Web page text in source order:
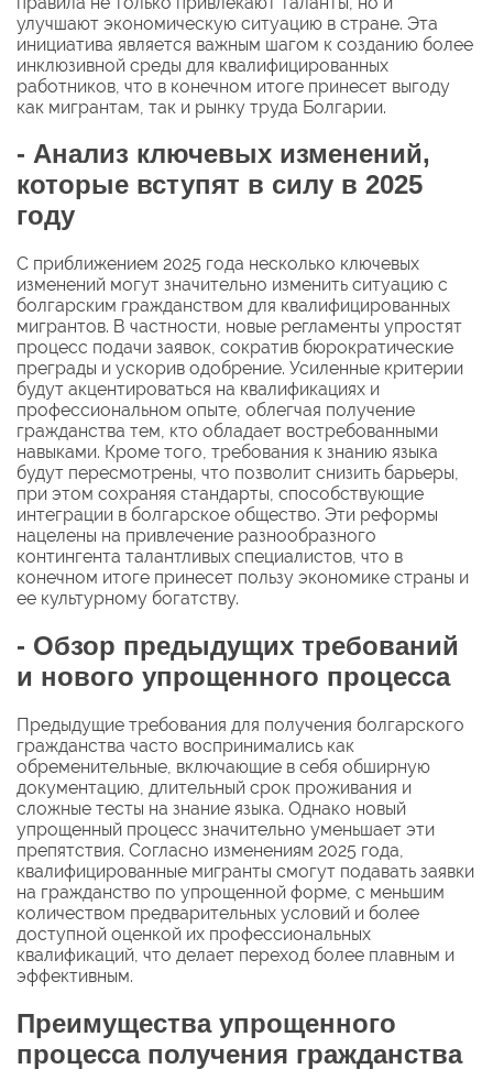
улучшают экономическую ситуацию в стране. Эта
инициатива является важным шагом к созданию более
инклюзивной среды для квалифицированных
работников, что в конечном итоге принесет выгоду
как мигрантам, так и рынку труда Болгарии.
- Анализ ключевых изменений,
которые вступят в силу в 2025
году
С приближением 2025 года несколько ключевых
изменений могут значительно изменить ситуацию с
болгарским гражданством для квалифицированных
мигрантов. В частности, новые регламенты упростят
процесс подачи заявок, сократив бюрократические
преграды и ускорив одобрение. Усиленные критерии
будут акцентироваться на квалификациях и
профессиональном опыте, облегчая получение
гражданства тем, кто обладает востребованными
навыками. Кроме того, требования к знанию языка
будут пересмотрены, что позволит снизить барьеры,
при этом сохраняя стандарты, способствующие
интеграции в болгарское общество. Эти реформы
нацелены на привлечение разнообразного
контингента талантливых специалистов, что в
конечном итоге принесет пользу экономике страны и
ее культурному богатству.
- Обзор предыдущих требований
и нового упрощенного процесса
Предыдущие требования для получения болгарского
гражданства часто воспринимались как
обременительные, включающие в себя обширную
документацию, длительный срок проживания и
сложные тесты на знание языка. Однако новый
упрощенный процесс значительно уменьшает эти
препятствия. Согласно изменениям 2025 года,
квалифицированные мигранты смогут подавать заявки
на гражданство по упрощенной форме, с меньшим
количеством предварительных условий и более
доступной оценкой их профессиональных
квалификаций, что делает переход более плавным и
эффективным.
Преимущества упрощенного
процесса получения гражданства